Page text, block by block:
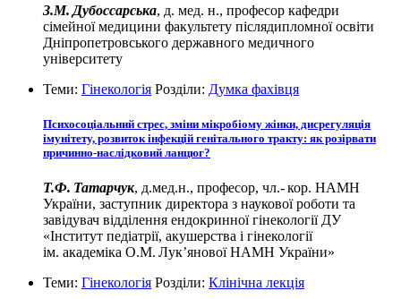
З.М. Дубоссарська, д. мед. н., професор кафедри
сімейної медицини факультету післядипломної освіти
Дніпропетровського державного медичного
університету
Теми: Гінекологія Розділи: Думка фахівця
Психосоціальний стрес, зміни мікробіому жінки, дисрегуляція
імунітету, розвиток інфекцій генітального тракту: як розірвати
причинно-­наслідковий ланцюг?
Т.Ф. Татарчук, д.мед.н., професор, чл.‑ кор. НАМН
України, заступник директора з наукової роботи та
завідувач відділення ендокринної гінекології ДУ
«Інститут педіатрії, акушерства і гінекології
ім. академіка О.М. Лук’янової НАМН України»
Теми: Гінекологія Розділи: Клінічна лекція